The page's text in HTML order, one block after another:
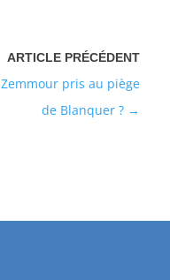
Zemmour pris au piège
de Blanquer ?